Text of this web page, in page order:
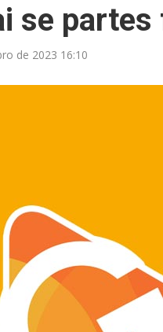
partes
de 2023 16:10